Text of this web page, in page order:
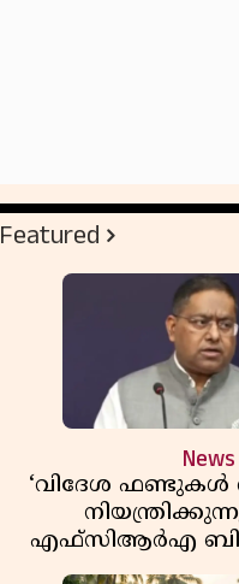
Featured
News
‘വിദേശ ഫണ്ടുകൾ
എഫ്സിആർഎ
വിമർശനങ്ങൾക്ക്